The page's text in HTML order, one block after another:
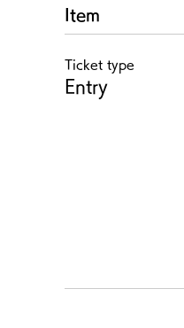
Item
Ticket type
Entry